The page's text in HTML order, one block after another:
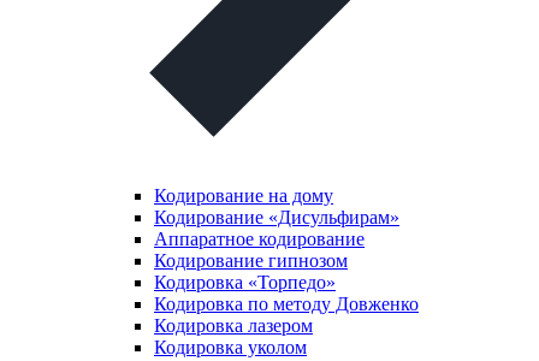
Кодирование на дому
Кодирование «Дисульфирам»
Аппаратное кодирование
Кодирование гипнозом
Кодировка «Торпедо»
Кодировка по методу Довженко
Кодировка лазером
Кодировка уколом